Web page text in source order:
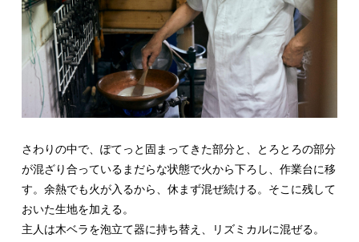
さわりの中で、ぽてっと固まってきた部分と、とろとろの部分
が混ざり合っているまだらな状態で火から下ろし、作業台に移
す。余熱でも火が入るから、休まず混ぜ続ける。そこに残して
おいた生地を加える。
主人は木ベラを泡立て器に持ち替え、リズミカルに混ぜる。